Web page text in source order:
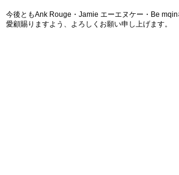
今後ともAnk Rouge・Jamie エーエヌケー・Be
愛顧賜りますよう、よろしくお願い申し上げます。